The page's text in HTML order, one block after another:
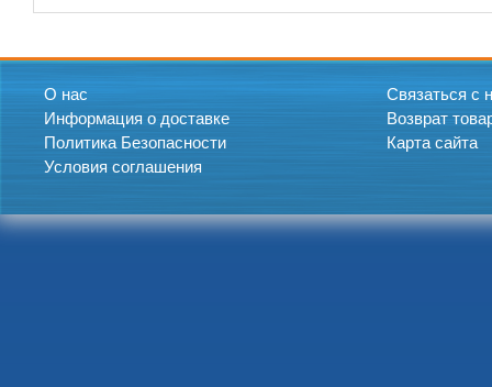
О нас
Информация о доставке
Политика Безопасности
Условия соглашения
Связаться с
Возврат
Карта сайта